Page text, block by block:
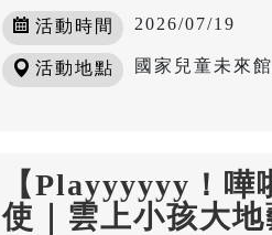
活動時間 2026/07/19
活動地點 國家兒童未來
【Playyyyyy！
使｜雲上小孩大